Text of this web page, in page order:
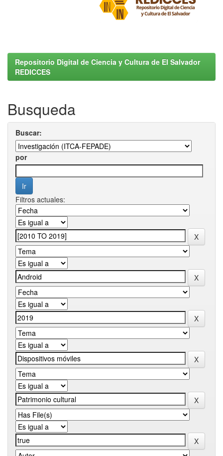
Repositorio Digital de Ciencia y Cultura de El Salvador
REDICCES
Busqueda
Buscar:
por
Filtros actuales: